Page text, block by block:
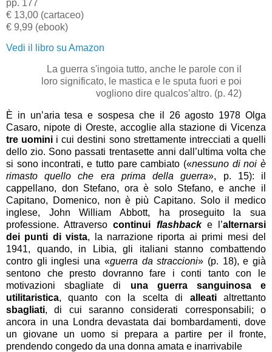
pp. 177
€ 13,00 (cartaceo)
€ 9,99 (ebook)
Vedi il libro su Amazon
La guerra s'ingoia tutto, anche le parole con il
loro significato, le mastica e le sputa fuori e poi
vogliono dire qualcos’altro. (p. 42)
È in un’aria tesa e sospesa che il 26 agosto 1978 Olga
Casaro, nipote di Oreste, accoglie alla stazione di Vicenza
tre uomini i cui destini sono strettamente intrecciati a quelli
dello zio. Sono passati trentasette anni dall’ultima volta che
si sono incontrati, e tutto pare cambiato («nessuno di noi è
rimasto quello che era prima della guerra», p. 15): il
cappellano, don Stefano, ora è solo Stefano, e anche il
Capitano, Domenico, non è più Capitano. Solo il medico
inglese, John William Abbott, ha proseguito la sua
professione. Attraversocontinui flashbacke l’alternarsi
dei punti di vista, la narrazione riporta ai primi mesi del
1941, quando, in Libia, gli italiani stanno combattendo
contro gli inglesi una «guerra da straccioni» (p. 18), e già
sentono che presto dovranno fare i conti tanto con le
motivazioni sbagliate di una guerra sanguinosa e
utilitaristica, quanto con la scelta di alleatialtrettanto
sbagliati, di cui saranno considerati corresponsabili; o
ancora in una Londra devastata dai bombardamenti, dove
un giovane un uomo si prepara a partire per il fronte,
prendendo congedo da una donna amata e inarrivabile